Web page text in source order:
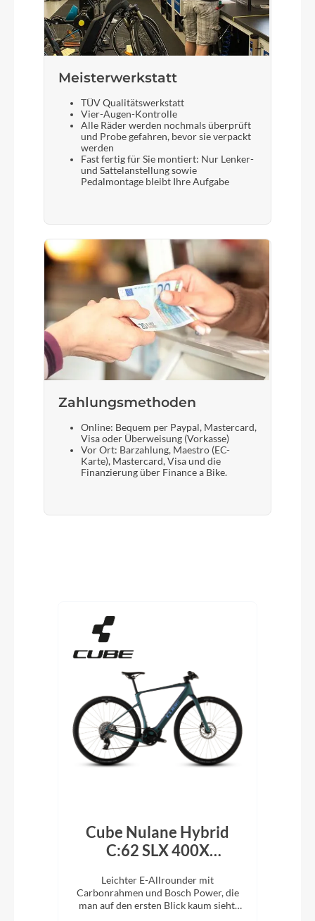
Meisterwerkstatt
TÜV Qualitätswerkstatt
Vier-Augen-Kontrolle
Alle Räder werden nochmals überprüft
und Probe gefahren, bevor sie verpackt
werden
Fast fertig für Sie montiert: Nur Lenker-
und Sattelanstellung sowie
Pedalmontage bleibt Ihre Aufgabe
Zahlungsmethoden
Online: Bequem per Paypal, Mastercard,
Visa oder Überweisung (Vorkasse)
Vor Ort: Barzahlung, Maestro (EC-
Karte), Mastercard, Visa und die
Finanzierung über Finance a Bike.
Cube Nulane Hybrid
C:62 SLX 400X
Leichter E-Allrounder mit
Carbonrahmen und Bosch Power, die
man auf den ersten Blick kaum sieht.